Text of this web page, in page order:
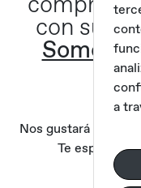
a
con su
Somos
Nos gustará
Te